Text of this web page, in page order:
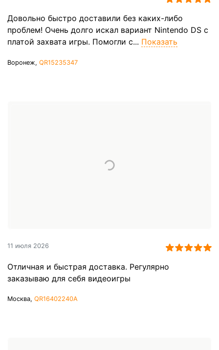
Довольно быстро доставили без каких-либо
проблем! Очень долго искал вариант Nintendo DS с
платой захвата игры. Помогли с... Показать
Воронеж, QR15235347
11 июля 2026
Отличная и быстрая доставка. Регулярно
заказываю для себя видеоигры
Москва, QR16402240A